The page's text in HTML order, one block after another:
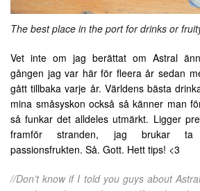
The best place in the port for drinks or
Vet inte om jag berättat om Astral
gången jag var här för fleera år sedan
gått tillbaka varje år. Världens bästa
mina småsyskon också så känner man
så funkar det alldeles utmärkt. Ligger
framför stranden, jag brukar ta
passionsfrukten. Så. Gott. Hett tips! <3
//Don’t know if I told you guys about